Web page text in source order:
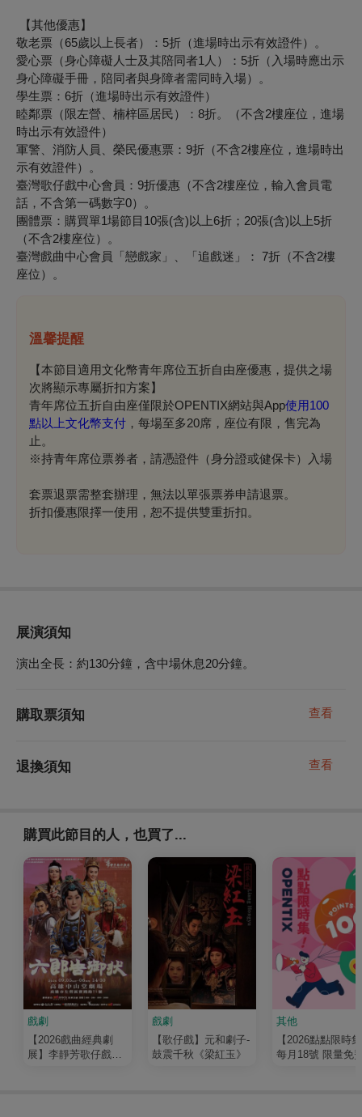
【其他優惠】
敬老票（65歲以上長者）：5折（進場時出示有效證件）。
愛心票（身心障礙人士及其陪同者1人）：5折（入場時應出示
身心障礙手冊，陪同者與身障者需同時入場）。
學生票：6折（進場時出示有效證件）
睦鄰票（限左營、楠梓區居民）：8折。（不含2樓座位，進場
時出示有效證件）
軍警、消防人員、榮民優惠票：9折（不含2樓座位，進場時出
示有效證件）。
臺灣歌仔戲中心會員：9折優惠（不含2樓座位，輸入會員電
話，不含第一碼數字0）。
團體票：購買單1場節目10張(含)以上6折；20張(含)以上5折
（不含2樓座位）。
臺灣戲曲中心會員「戀戲家」、「追戲迷」： 7折（不含2樓
座位）。
溫馨提醒
【本節目適用文化幣青年席位五折自由座優惠，提供之場
次將顯示專屬折扣方案】
青年席位五折自由座僅限於OPENTIX網站與App使用100
點以上文化幣支付 ，每場至多20席，座位有限，售完為
止。
※持青年席位票券者，請憑證件（身分證或健保卡）入場
套票退票需整套辦理，無法以單張票券申請退票。
折扣優惠限擇一使用， 恕不提供雙重折扣。
展演須知
演出全長：約130分鐘，含中場休息20分鐘。
購取票須知 查看
退換須知 查看
購買此節目的人，也買了...
戲劇
【2026戲曲經典劇
展】李靜芳歌仔戲團
戲劇
【歌仔戲】元和劇子-
鼓震千秋《梁紅玉》
其他
【2026點點限時
每月18號 限量免